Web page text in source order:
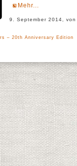
Mehr...
9. September 2014, von
– 20th Anniversary Edition